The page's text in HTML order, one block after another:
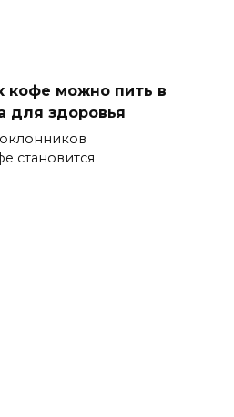
кофе можно пить в
для здоровья
становится